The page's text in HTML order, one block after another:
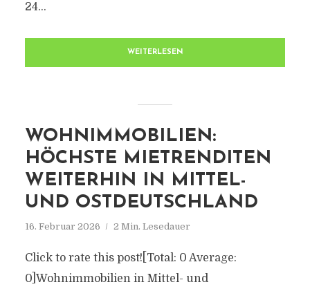
24...
WEITERLESEN
WOHNIMMOBILIEN:
HÖCHSTE MIETRENDITEN
WEITERHIN IN MITTEL-
UND OSTDEUTSCHLAND
16. Februar 2026 2 Min. Lesedauer
Click to rate this post![Total: 0 Average:
0]Wohnimmobilien in Mittel- und